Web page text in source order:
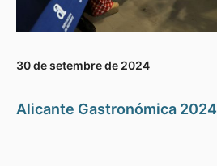
30 de setembre de 2024
Alicante Gastronómica 2024